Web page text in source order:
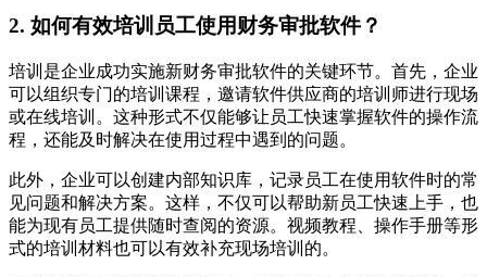
2. 如何有效培训员工使用财务审批软件？
培训是企业成功实施新财务审批软件的关键环节。首先，企业
可以组织专门的培训课程，邀请软件供应商的培训师进行现场
或在线培训。这种形式不仅能够让员工快速掌握软件的操作流
程，还能及时解决在使用过程中遇到的问题。
此外，企业可以创建内部知识库，记录员工在使用软件时的常
见问题和解决方案。这样，不仅可以帮助新员工快速上手，也
能为现有员工提供随时查阅的资源。视频教程、操作手册等形
式的培训材料也可以有效补充现场培训的。